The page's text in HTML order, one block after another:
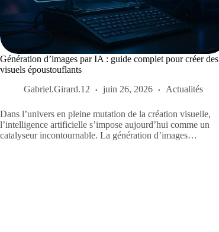
Génération d’images par IA : guide complet pour créer des
visuels époustouflants
Gabriel.Girard.12
juin 26, 2026 Actualités
Dans l’univers en pleine mutation de la création visuelle,
l’intelligence artificielle s’impose aujourd’hui comme un
catalyseur incontournable. La génération d’images…